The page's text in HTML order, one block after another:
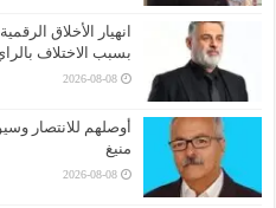
انهيار الأخلاق
بسبب الاختلاف
2026-08-08
أوصلهم للانتصار
منيغ
2026-08-08